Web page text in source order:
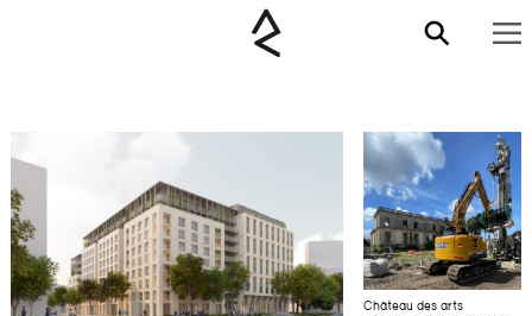
Château des arts